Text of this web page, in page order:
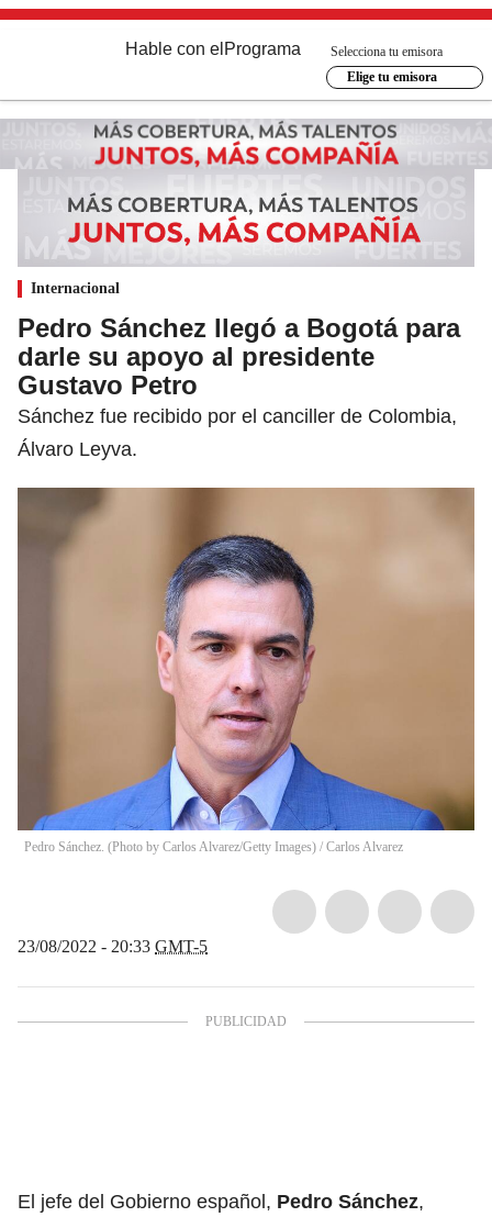
Hable con el Programa
Selecciona tu emisora
Elige tu emisora
Internacional
Pedro Sánchez llegó a Bogotá para
darle su apoyo al presidente
Gustavo Petro
Sánchez fue recibido por el canciller de Colombia,
Álvaro Leyva.
Pedro Sánchez. (Photo by Carlos Alvarez/Getty Images) / Carlos Alvarez
23/08/2022 - 20:33 GMT-5
El jefe del Gobierno español, Pedro Sánchez,